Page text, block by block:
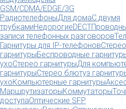
GSM/CDMA/EDGE/3G
РадиотелефоныДля домаС двумя
трубкамиНедорогиеDECT
записи телефонных разговоров
Гарнитуры для IP-телефонов
гарнитурыБеспроводные
ухоСтерео гарнитурыДля
гарнитурыСтерео блютуз
ухоКомпьютерные гарнитуры
МаршрутизаторыКоммутаторы
доступаОптические SFP